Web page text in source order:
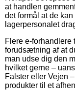
at handlen
det formål at de
lagerpersonalet
Flere e-forhandlere
forudsætning af at
man udse dig den
hvilket gerne –
Falster eller Vejen
produkter til et